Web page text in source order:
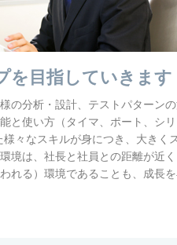
を目指していきます
の分析・設計、テストパターン
と使い方（タイマ、ポート、シ
々なスキルが身につき、大きく
境は、社長と社員との距離が近く
れる）環境であることも、成長